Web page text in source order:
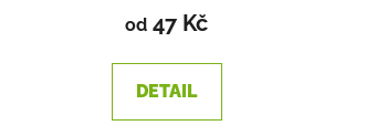
produktu
z
od 47 Kč
DETAIL